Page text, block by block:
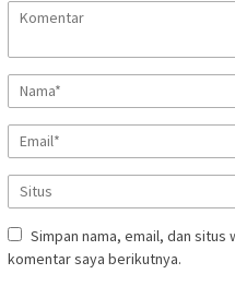
Simpan nama, email, dan
komentar saya berikutnya.